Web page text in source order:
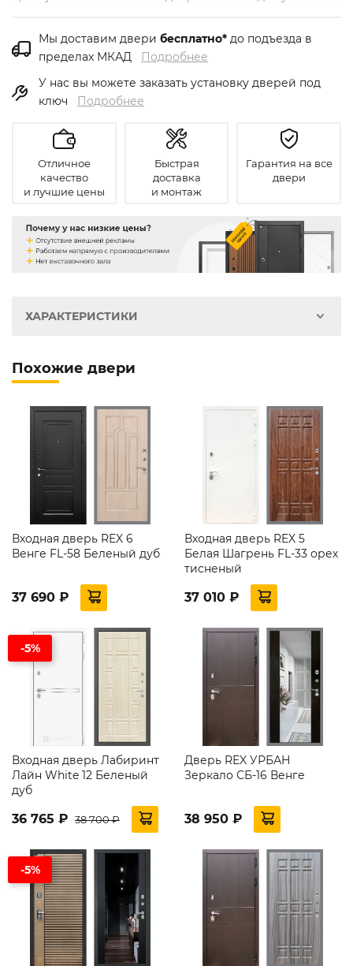
Мы доставим двери бесплатно* до подъезда в
пределах МКАД Подробнее
У нас вы можете заказать установку дверей под
ключ Подробнее
Отличное
качество
и лучшие цены
Быстрая
доставка
и монтаж
Гарантия на все
двери
ХАРАКТЕРИСТИКИ
Похожие двери
Входная дверь REX 6
Венге FL-58 Беленый дуб
37 690 ₽
Входная дверь REX 5
Белая Шагрень FL-33 орех
тисненый
37 010 ₽
-5%
Входная дверь Лабиринт
Лайн White 12 Беленый
дуб
36 765 ₽ 38 700 ₽
Дверь REX УРБАН
Зеркало СБ-16 Венге
38 950 ₽
-5%